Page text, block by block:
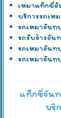
เหมาแท็กซี่
บริการรถเห
รถเหมาจันท
รถรับจ้างจัน
รถเหมาจัน
รถเหมาจันท
แท็กซี่จันท
บริ